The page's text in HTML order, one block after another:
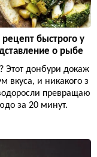
быстрого у
о рыбе
Этот донбури докаж
вкуса, и никакого з
превращаю
за 20 минут.